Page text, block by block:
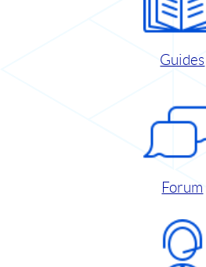
Guides
Forum